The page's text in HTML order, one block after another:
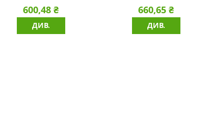
600,48 ₴
ДИВ.
660,65 ₴
ДИВ.